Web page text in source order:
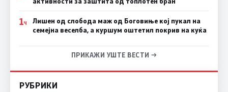
1Ч
Лишен од слобода маж од Боговиње кој пукал на
семејна веселба, а куршум оштетил покрив на куќа
ПРИКАЖИ УШТЕ ВЕСТИ →
РУБРИКИ